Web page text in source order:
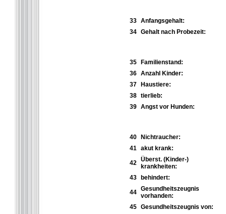
33
Anfangsgehalt:
34
Gehalt nach Probezeit:
35
Familienstand:
36
Anzahl Kinder:
37
Haustiere:
38
tierlieb:
39
Angst vor Hunden:
40
Nichtraucher:
41
akut krank:
42
Überst. (Kinder-)
krankheiten:
43
behindert:
44
Gesundheitszeugnis
vorhanden:
45
Gesundheitszeugnis von: